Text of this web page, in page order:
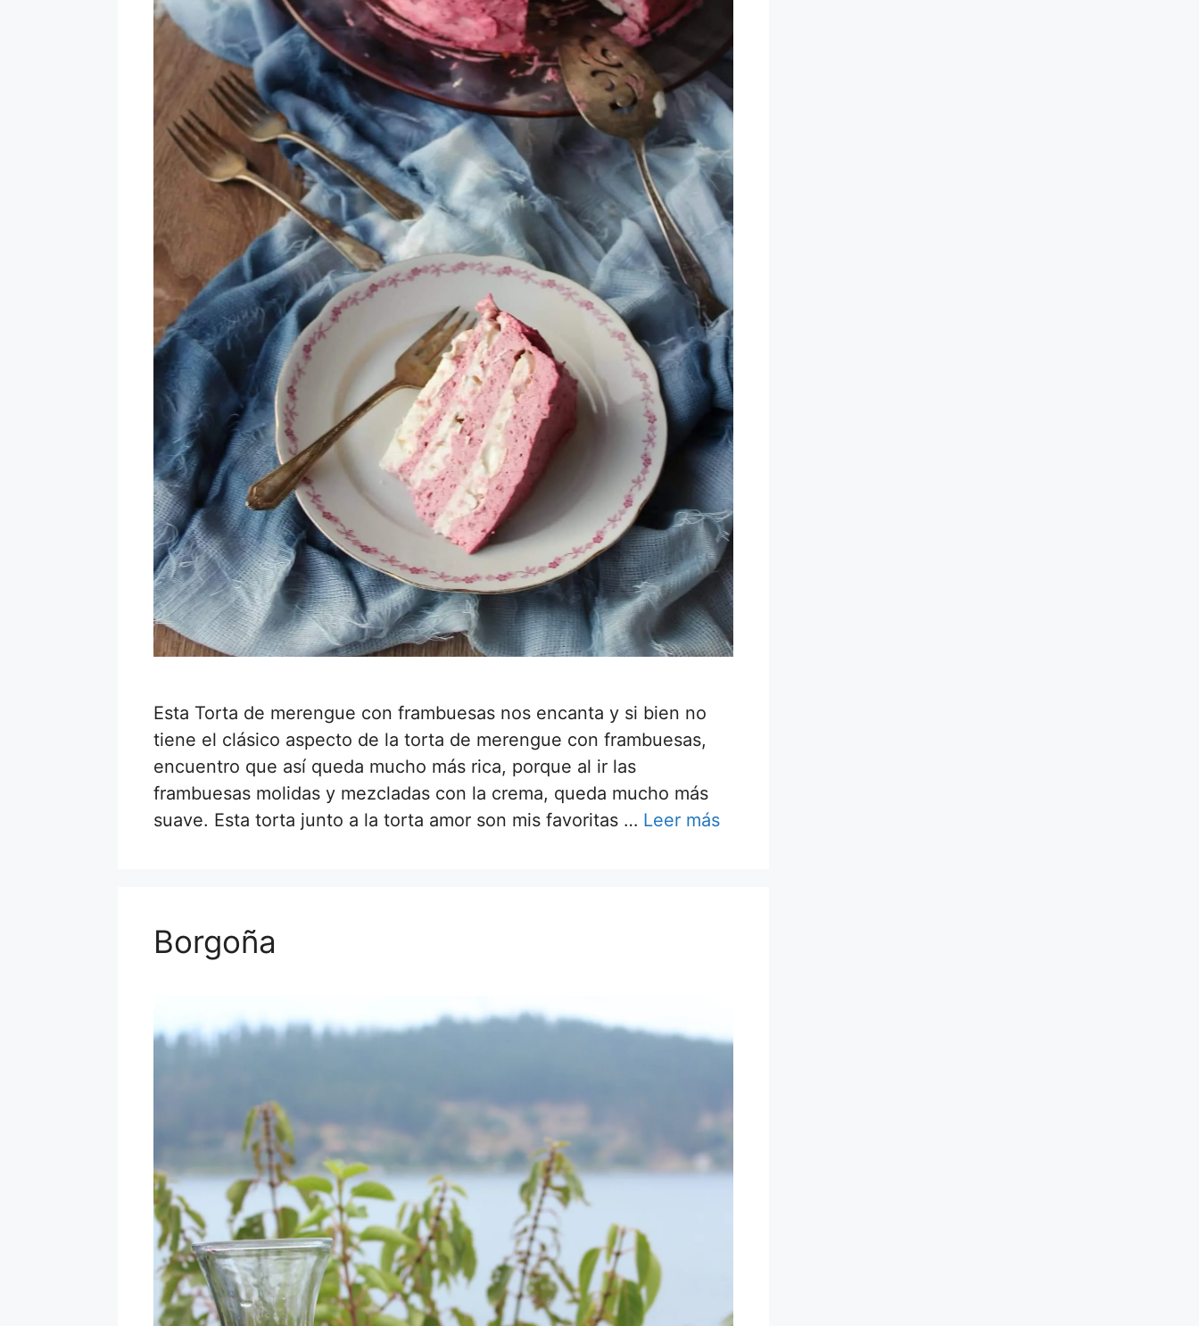
Esta Torta de merengue con frambuesas nos encanta y si bien no
tiene el clásico aspecto de la torta de merengue con frambuesas,
encuentro que así queda mucho más rica, porque al ir las
frambuesas molidas y mezcladas con la crema, queda mucho más
suave. Esta torta junto a la torta amor son mis favoritas … Leer más
Borgoña